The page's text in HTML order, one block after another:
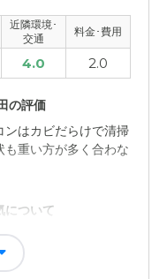
しょうか？ もう少し
近隣環境･
交通
料金･費用
4.0 2.0
の評価
はカビだらけで清掃
重い方が多く合わな
について
同じことを繰り返し
対応も良いと言える